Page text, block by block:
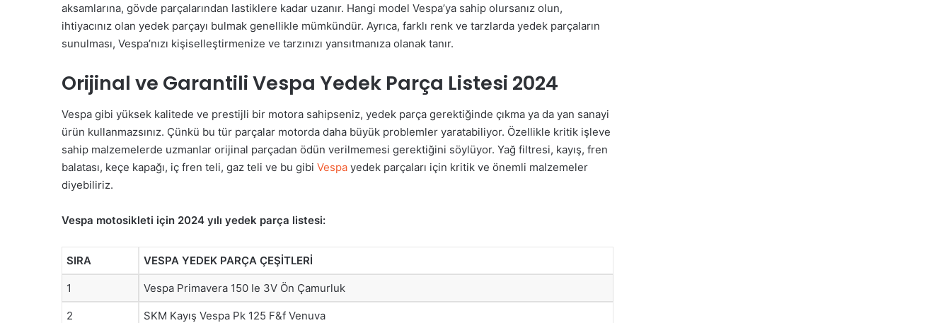
aksamlarına, gövde parçalarından lastiklere kadar uzanır. Hangi model Vespa’ya sahip olursanız olun,
ihtiyacınız olan yedek parçayı bulmak genellikle mümkündür. Ayrıca, farklı renk ve tarzlarda yedek parçaların
sunulması, Vespa’nızı kişiselleştirmenize ve tarzınızı yansıtmanıza olanak tanır.
Orijinal ve Garantili Vespa Yedek Parça Listesi 2024
Vespa gibi yüksek kalitede ve prestijli bir motora sahipseniz, yedek parça gerektiğinde çıkma ya da yan sanayi
ürün kullanmazsınız. Çünkü bu tür parçalar motorda daha büyük problemler yaratabiliyor. Özellikle kritik işleve
sahip malzemelerde uzmanlar orijinal parçadan ödün verilmemesi gerektiğini söylüyor. Yağ filtresi, kayış, fren
balatası, keçe kapağı, iç fren teli, gaz teli ve bu gibi Vespa yedek parçaları için kritik ve önemli malzemeler
diyebiliriz.
Vespa motosikleti için 2024 yılı yedek parça listesi:
SIRA VESPA YEDEK PARÇA ÇEŞİTLERİ
1 Vespa Primavera 150 Ie 3V Ön Çamurluk
2 SKM Kayış Vespa Pk 125 F&f Venuva